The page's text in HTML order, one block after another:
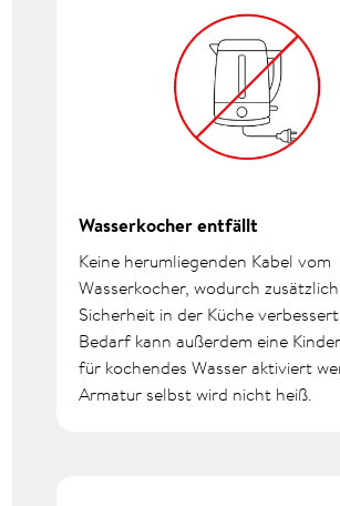
Wasserkocher entfällt
Keine herumliegenden Kabel vom
Wasserkocher, wodurch
Sicherheit in der Küche
Bedarf kann außerdem eine
für kochendes Wasser aktiviert
Armatur selbst wird nicht heiß.